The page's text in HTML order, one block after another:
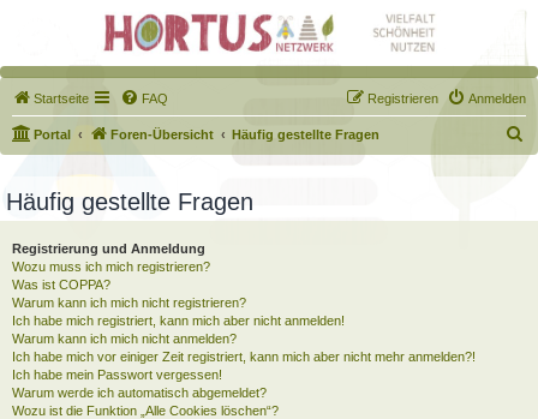
Startseite FAQ Anmelden
Registrieren
Portal Foren-Übersicht Häufig gestellte Fragen
u
h
Häufig gestellte Fragen
Registrierung und Anmeldung
Wozu muss ich mich registrieren?
Was ist COPPA?
Warum kann ich mich nicht registrieren?
Ich habe mich registriert, kann mich aber nicht anmelden!
Warum kann ich mich nicht anmelden?
Ich habe mich vor einiger Zeit registriert, kann mich aber nicht mehr anmelden?!
Ich habe mein Passwort vergessen!
Warum werde ich automatisch abgemeldet?
Wozu ist die Funktion „Alle Cookies löschen“?